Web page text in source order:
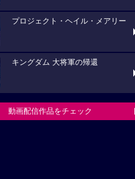
プロジェクト・ヘイル・メアリー
キングダム 大将軍の帰還
動画配信作品をチェック